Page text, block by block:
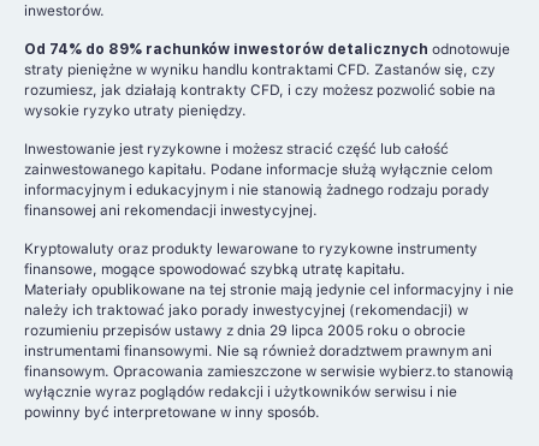
inwestorów.
Od 74% do 89% rachunków inwestorów detalicznych odnotowuje
straty pieniężne w wyniku handlu kontraktami CFD. Zastanów się, czy
rozumiesz, jak działają kontrakty CFD, i czy możesz pozwolić sobie na
wysokie ryzyko utraty pieniędzy.
Inwestowanie jest ryzykowne i możesz stracić część lub całość
zainwestowanego kapitału. Podane informacje służą wyłącznie celom
informacyjnym i edukacyjnym i nie stanowią żadnego rodzaju porady
finansowej ani rekomendacji inwestycyjnej.
Kryptowaluty oraz produkty lewarowane to ryzykowne instrumenty
finansowe, mogące spowodować szybką utratę kapitału.
Materiały opublikowane na tej stronie mają jedynie cel informacyjny i nie
należy ich traktować jako porady inwestycyjnej (rekomendacji) w
rozumieniu przepisów ustawy z dnia 29 lipca 2005 roku o obrocie
instrumentami finansowymi. Nie są również doradztwem prawnym ani
finansowym. Opracowania zamieszczone w serwisie wybierz.to stanowią
wyłącznie wyraz poglądów redakcji i użytkowników serwisu i nie
powinny być interpretowane w inny sposób.